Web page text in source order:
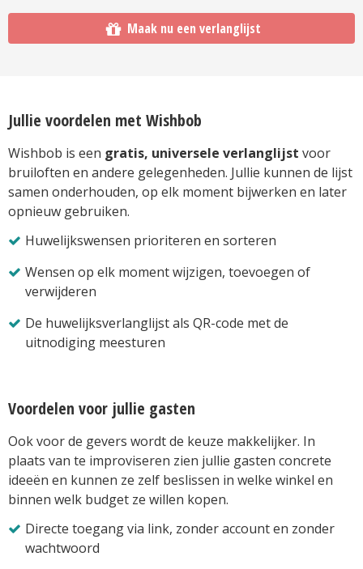
Maak nu een verlanglijst
Jullie voordelen met Wishbob
Wishbob is een gratis, universele verlanglijst voor
bruiloften en andere gelegenheden. Jullie kunnen de lijst
samen onderhouden, op elk moment bijwerken en later
opnieuw gebruiken.
Huwelijkswensen prioriteren en sorteren
Wensen op elk moment wijzigen, toevoegen of
verwijderen
De huwelijksverlanglijst als QR-code met de
uitnodiging meesturen
Voordelen voor jullie gasten
Ook voor de gevers wordt de keuze makkelijker. In
plaats van te improviseren zien jullie gasten concrete
ideeën en kunnen ze zelf beslissen in welke winkel en
binnen welk budget ze willen kopen.
Directe toegang via link, zonder account en zonder
wachtwoord